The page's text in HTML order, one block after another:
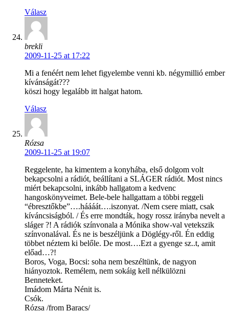
Válasz
brekli
2009-11-25 at 17:22
Mi a fenéért nem lehet figyelembe venni kb. négymillió ember
kívánságát???
köszi hogy legalább itt halgat hatom.
Válasz
Rózsa
2009-11-25 at 19:07
Reggelente, ha kimentem a konyhába, első dolgom volt
bekapcsolni a rádiót, beállítani a SLÁGER rádiót. Most nincs
miért bekapcsolni, inkább hallgatom a kedvenc
hangoskönyveimet. Bele-bele hallgattam a többi reggeli
“ébresztőkbe”….háááát….iszonyat. /Nem csere miatt, csak
kíváncsiságból. / És erre mondták, hogy rossz irányba nevelt a
sláger ?! A rádiók színvonala a Mónika show-val vetekszik
színvonalával. És ne is beszéljünk a Döglégy-ről. Én eddig
többet néztem ki belőle. De most….Ezt a gyenge sz..t, amit
előad…?!
Boros, Voga, Bocsi: soha nem beszéltünk, de nagyon
hiányoztok. Remélem, nem sokáig kell nélkülözni
Benneteket.
Imádom Márta Nénit is.
Csók.
Rózsa /from Baracs/